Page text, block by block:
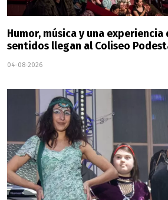
Humor, música y una
sentidos llegan al Coliseo
04-08-2026